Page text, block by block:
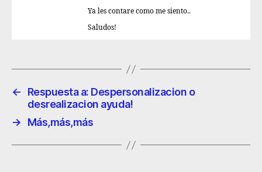
Ya les contare como me siento..
Saludos!
←
Respuesta a: Despersonalizacion o
desrealizacion ayuda!
→
Más,más,más